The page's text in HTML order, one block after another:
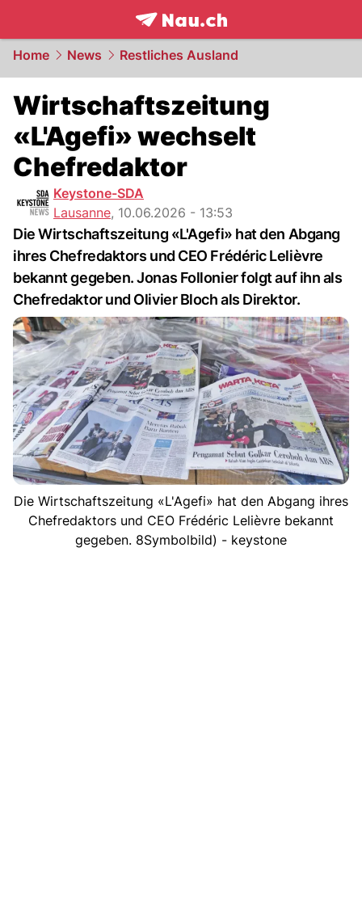
frontpage.NAU.ch
Home News Restliches Ausland
Wirtschaftszeitung
«L'Agefi» wechselt
Chefredaktor
Keystone-SDA
Lausanne, 10.06.2026 - 13:53
Die Wirtschaftszeitung «L'Agefi» hat den Abgang
ihres Chefredaktors und CEO Frédéric Lelièvre
bekannt gegeben. Jonas Follonier folgt auf ihn als
Chefredaktor und Olivier Bloch als Direktor.
Die Wirtschaftszeitung «L'Agefi» hat den Abgang ihres
Chefredaktors und CEO Frédéric Lelièvre bekannt
gegeben. 8Symbolbild) - keystone